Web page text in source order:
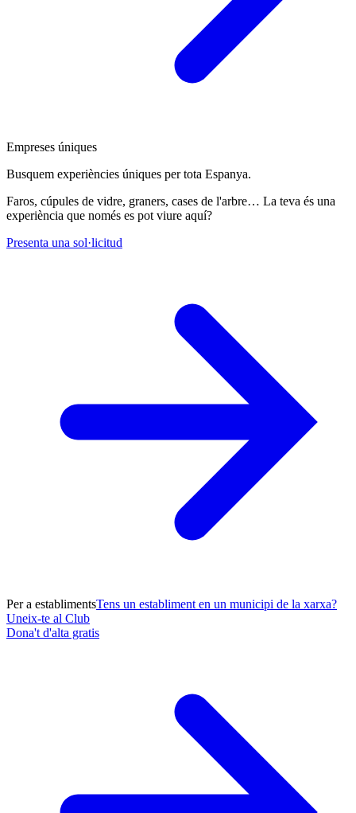
Empreses úniques
Busquem experiències úniques per tota Espanya.
Faros, cúpules de vidre, graners, cases de l'arbre… La teva és una
experiència que només es pot viure aquí?
Presenta una sol·licitud
Per a establimentsTens un establiment en un municipi de la xarxa?
Uneix-te al Club
Dona't d'alta gratis